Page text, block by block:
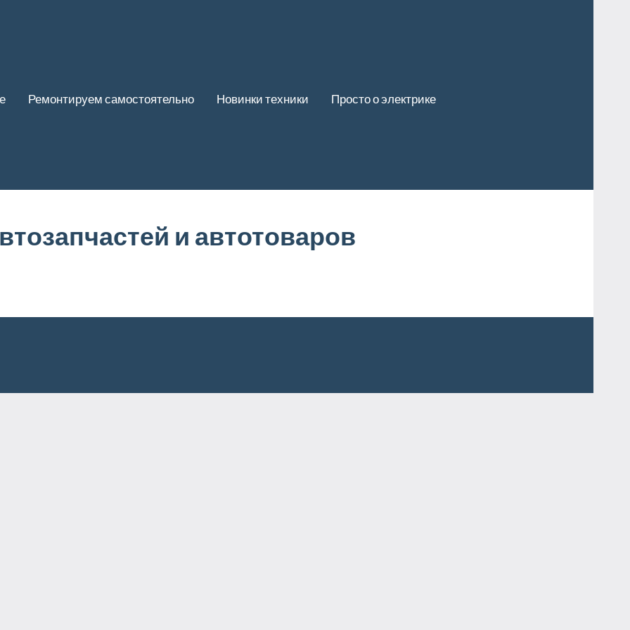
Ремонтируем самостоятельно Новинки техники Просто о электрике
и автотоваров